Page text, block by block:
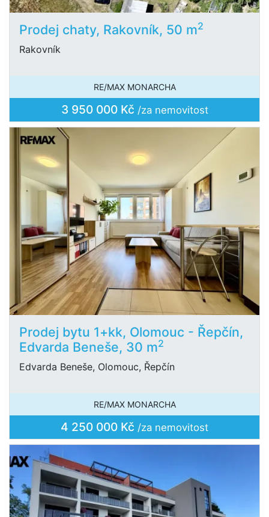
Prodej chaty, Rakovník, 50 m2
Rakovník
RE/MAX MONARCHA
3 950 000 Kč /za nemovitost
Prodej bytu 1+kk, Olomouc - Řepčín,
Edvarda Beneše, 30 m2
Edvarda Beneše, Olomouc, Řepčín
RE/MAX MONARCHA
4 250 000 Kč /za nemovitost